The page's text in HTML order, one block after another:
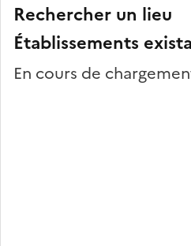
Rechercher un lieu
Établissements
En cours de